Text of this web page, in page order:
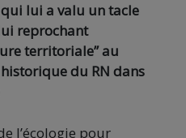
lui a valu un tacle
reprochant
territoriale” au
du RN dans
l’écologie pour